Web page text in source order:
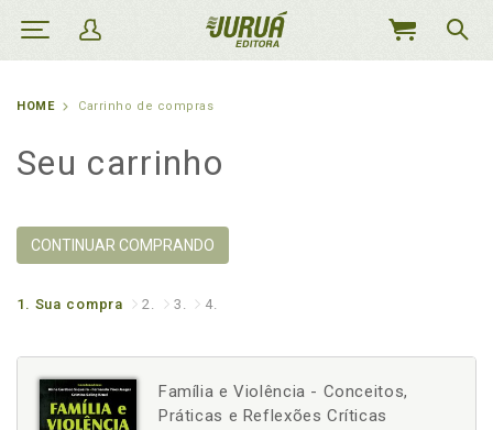
MEU
HOME Carrinho de compras
Seu carrinho
CONTINUAR COMPRANDO
1. Sua compra 2. 3. 4.
Família e Violência - Conceitos,
Práticas e Reflexões Críticas